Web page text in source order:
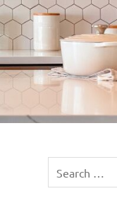
for: